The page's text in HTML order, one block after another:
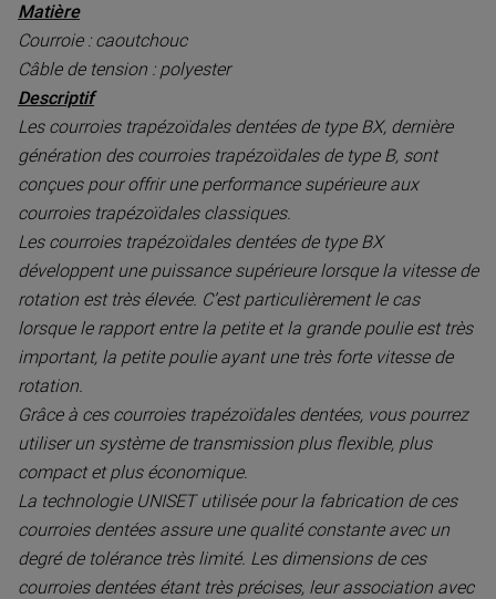
Matière
Courroie : caoutchouc
Câble de tension : polyester
Descriptif
Les courroies trapézoïdales dentées de type BX, dernière
génération des courroies trapézoïdales de type B, sont
conçues pour offrir une performance supérieure aux
courroies trapézoïdales classiques.
Les courroies trapézoïdales dentées de type BX
développent une puissance supérieure lorsque la vitesse de
rotation est très élevée. C’est particulièrement le cas
lorsque le rapport entre la petite et la grande poulie est très
important, la petite poulie ayant une très forte vitesse de
rotation.
Grâce à ces courroies trapézoïdales dentées, vous pourrez
utiliser un système de transmission plus flexible, plus
compact et plus économique.
La technologie UNISET utilisée pour la fabrication de ces
courroies dentées assure une qualité constante avec un
degré de tolérance très limité. Les dimensions de ces
courroies dentées étant très précises, leur association avec